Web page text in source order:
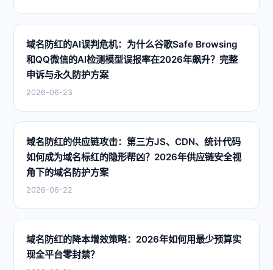
域名防红的AI误判危机：为什么谷歌Safe Browsing
和QQ微信的AI检测模型误报率在2026年飙升？完整
申诉与永久防护方案
2026-06-23
域名防红的供应链攻击：第三方JS、CDN、统计代码
如何成为域名标红的隐形帮凶？2026年供应链安全视
角下的域名防护方案
2026-06-22
域名防红的降本增效策略：2026年如何用最少预算实
现全平台零封禁？